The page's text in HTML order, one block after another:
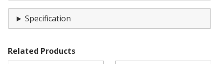
Specification
Related Products